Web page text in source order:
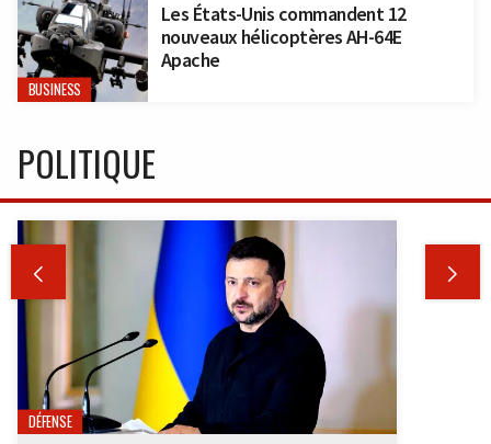
BUSINESS
Les États-Unis commandent 12
nouveaux hélicoptères AH-64E
Apache
POLITIQUE
 
DÉFENSE